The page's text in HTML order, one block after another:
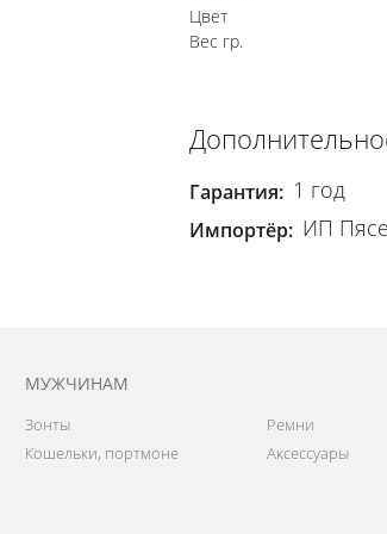
Цвет
Вес гр.
Гарантия: 1 год
Импортёр: ИП
МУЖЧИНАМ
Зонты
Ремни
Кошельки, портмоне
Аксессуары